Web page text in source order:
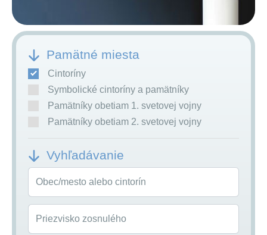
Pamätné miesta
Cintoríny
Symbolické cintoríny a pamätníky
Pamätníky obetiam 1. svetovej vojny
Pamätníky obetiam 2. svetovej vojny
Vyhľadávanie
Obec/mesto alebo cintorín
Priezvisko zosnulého